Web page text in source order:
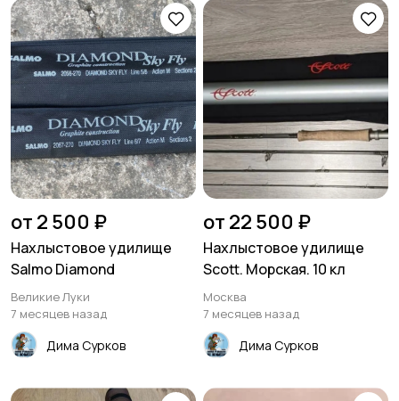
от 2 500 ₽
Нахлыстовое удилище
Salmo Diamond
Великие Луки
7 месяцев назад
Дима Сурков
от 22 500 ₽
Нахлыстовое удилище
Scott. Морская. 10 кл
Москва
7 месяцев назад
Дима Сурков